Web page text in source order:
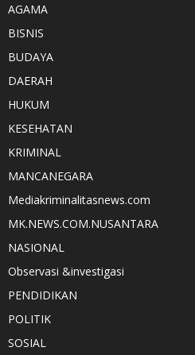
AGAMA
BISNIS
BUDAYA
DAERAH
HUKUM
KESEHATAN
KRIMINAL
MANCANEGARA
Mediakriminalitasnews.com
MK.NEWS.COM.NUSANTARA
NASIONAL
Observasi &investigasi
PENDIDIKAN
POLITIK
SOSIAL